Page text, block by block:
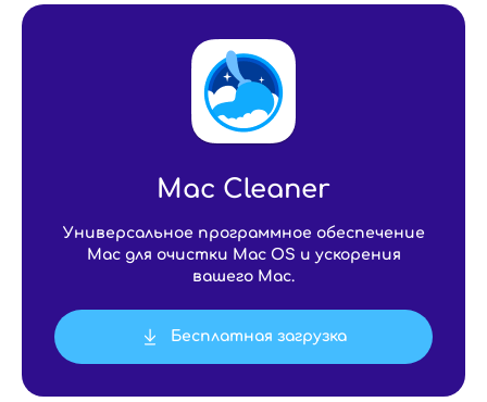
Mac Cleaner
Универсальное программное обеспечение
Mac для очистки Mac OS и ускорения
вашего Mac.
Бесплатная загрузка